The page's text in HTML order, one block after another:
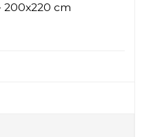
200x220 cm